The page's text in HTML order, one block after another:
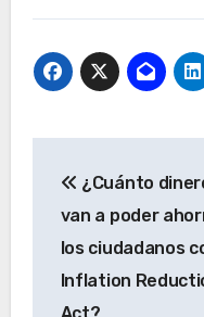
de
entradas
¿Cuánto
van a poder
los ciudadanos
Inflation
Act?